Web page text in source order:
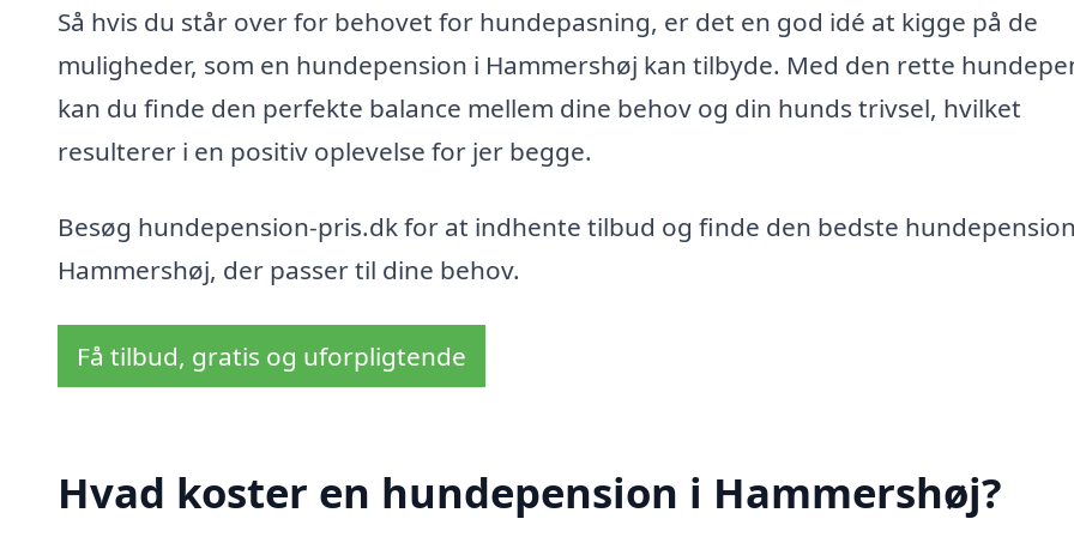
Så hvis du står over for behovet for hundepasning, er det en god idé at kigge på de
muligheder, som en hundepension i Hammershøj kan tilbyde. Med den rette
kan du finde den perfekte balance mellem dine behov og din hunds trivsel, hvilket
resulterer i en positiv oplevelse for jer begge.
Besøg hundepension-pris.dk for at indhente tilbud og finde den bedste
Hammershøj, der passer til dine behov.
Få tilbud, gratis og uforpligtende
Hvad koster en hundepension i Hammershøj?